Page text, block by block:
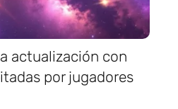
actualización con
por jugadores